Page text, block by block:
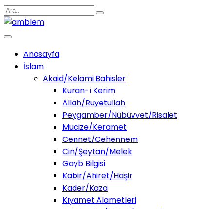
Anasayfa
İslam
Akaid/Kelami Bahisler
Kuran-ı Kerim
Allah/Ruyetullah
Peygamber/Nübüvvet/Risalet
Mucize/Keramet
Cennet/Cehennem
Cin/Şeytan/Melek
Gayb Bilgisi
Kabir/Ahiret/Haşir
Kader/Kaza
Kıyamet Alametleri